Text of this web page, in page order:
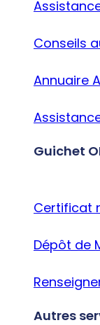
Conseils
Annuaire
Guichet
Certificat
Dépôt de
Autres